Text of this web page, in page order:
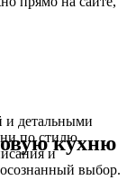
и детальными
по стилю,
и
выбор.
кухню